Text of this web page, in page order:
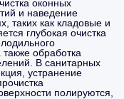
оконных
и наведение
таких как кладовые и
глубокая очистка
обработка
В санитарных
устранение
полируются,